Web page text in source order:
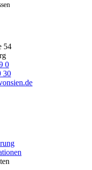
54
0
30